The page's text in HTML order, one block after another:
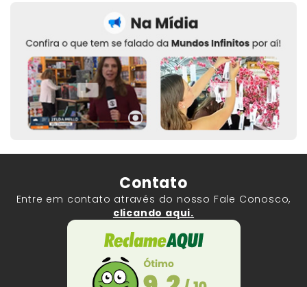
Contato
Entre em contato através do nosso Fale Conosco,
clicando aqui.